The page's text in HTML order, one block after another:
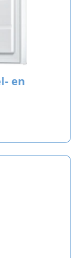
en